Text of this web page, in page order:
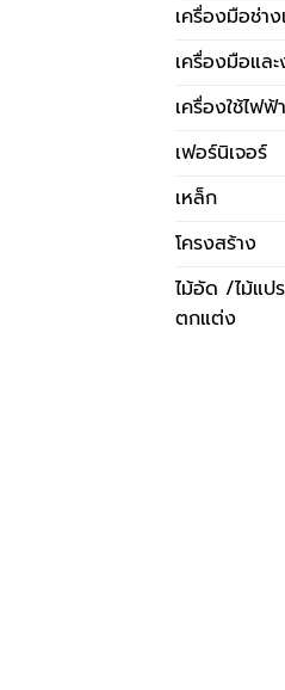
เครื่องมือช่า
เครื่องมือแล
เครื่องใช้ไฟฟ้า
เฟอร์นิเจอร์
เหล็ก
โครงสร้าง
ไม้อัด /ไม้แป
ตกแต่ง